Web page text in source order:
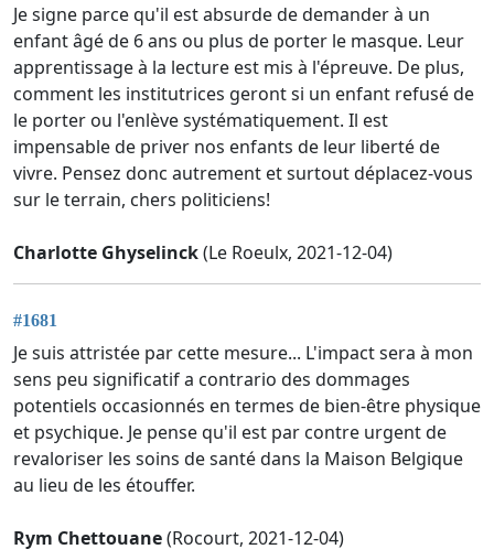
Je signe parce qu'il est absurde de demander à un
enfant âgé de 6 ans ou plus de porter le masque. Leur
apprentissage à la lecture est mis à l'épreuve. De plus,
comment les institutrices geront si un enfant refusé de
le porter ou l'enlève systématiquement. Il est
impensable de priver nos enfants de leur liberté de
vivre. Pensez donc autrement et surtout déplacez-vous
sur le terrain, chers politiciens!
Charlotte Ghyselinck(Le Roeulx, 2021-12-04)
#1681
Je suis attristée par cette mesure... L'impact sera à mon
sens peu significatif a contrario des dommages
potentiels occasionnés en termes de bien-être physique
et psychique. Je pense qu'il est par contre urgent de
revaloriser les soins de santé dans la Maison Belgique
au lieu de les étouffer.
Rym Chettouane(Rocourt, 2021-12-04)